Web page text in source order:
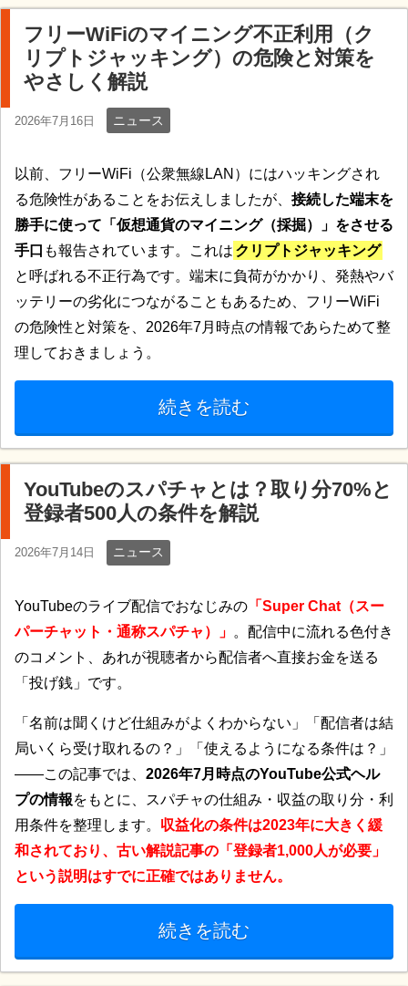
フリーWiFiのマイニング不正利用（ク
リプトジャッキング）の危険と対策を
やさしく解説
2026年7月16日 ニュース
以前、フリーWiFi（公衆無線LAN）にはハッキングされ
る危険性があることをお伝えしましたが、 接続した端末を
勝手に使って「仮想通貨のマイニング（採掘）」をさせる
手口 も報告されています。これは クリプトジャッキング
と呼ばれる不正行為です。端末に負荷がかかり、発熱やバ
ッテリーの劣化につながることもあるため、フリーWiFi
の危険性と対策を、2026年7月時点の情報であらためて整
理しておきましょう。
続きを読む
YouTubeのスパチャとは？取り分70%と
登録者500人の条件を解説
2026年7月14日 ニュース
YouTubeのライブ配信でおなじみの 「Super Chat（スー
パーチャット・通称スパチャ）」 。配信中に流れる色付き
のコメント、あれが視聴者から配信者へ直接お金を送る
「投げ銭」です。
「名前は聞くけど仕組みがよくわからない」「配信者は結
局いくら受け取れるの？」「使えるようになる条件は？」
——この記事では、 2026年7月時点のYouTube公式ヘル
プの情報をもとに、スパチャの仕組み・収益の取り分・利
用条件を整理します。 収益化の条件は2023年に大きく緩
和されており、古い解説記事の「登録者1,000人が必要」
という説明はすでに正確ではありません。
続きを読む